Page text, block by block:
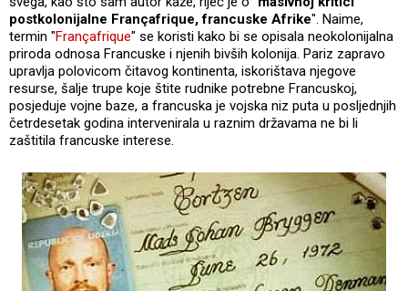
postkolonijalne Françafrique, francuske Afrike". Naime,
termin "Françafrique" se koristi kako bi se opisala neokolonijalna
priroda odnosa Francuske i njenih bivših kolonija. Pariz zapravo
upravlja polovicom čitavog kontinenta, iskorištava njegove
resurse, šalje trupe koje štite rudnike potrebne Francuskoj,
posjeduje vojne baze, a francuska je vojska niz puta u posljednjih
četrdesetak godina intervenirala u raznim državama ne bi li
zaštitila francuske interese.